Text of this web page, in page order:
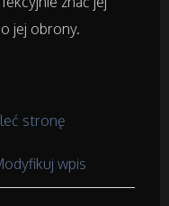
jej obrony.
stronę
wpis